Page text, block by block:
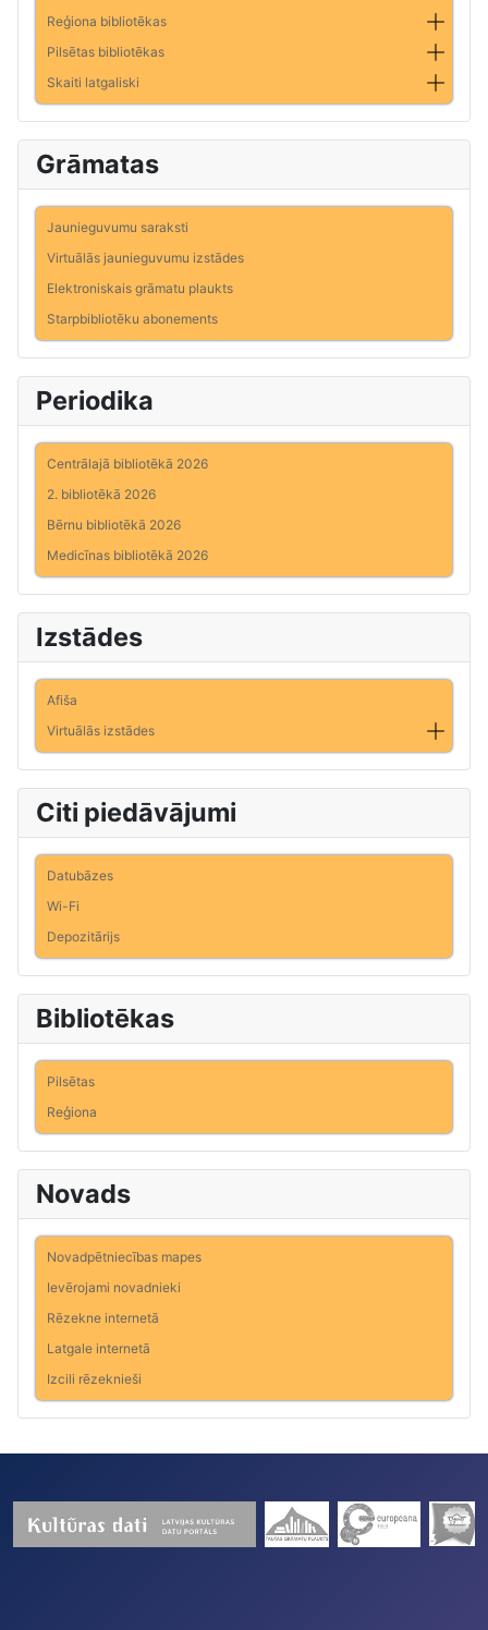
Reģiona bibliotēkas
Pilsētas bibliotēkas
Skaiti latgaliski
Grāmatas
Jaunieguvumu saraksti
Virtuālās jaunieguvumu izstādes
Elektroniskais grāmatu plaukts
Starpbibliotēku abonements
Periodika
Centrālajā bibliotēkā 2026
2. bibliotēkā 2026
Bērnu bibliotēkā 2026
Medicīnas bibliotēkā 2026
Izstādes
Afiša
Virtuālās izstādes
Citi piedāvājumi
Datubāzes
Wi-Fi
Depozitārijs
Bibliotēkas
Pilsētas
Reģiona
Novads
Novadpētniecības mapes
Ievērojami novadnieki
Rēzekne internetā
Latgale internetā
Izcili rēzeknieši